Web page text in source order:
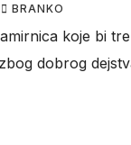
BRANKO
koje bi
dobrog